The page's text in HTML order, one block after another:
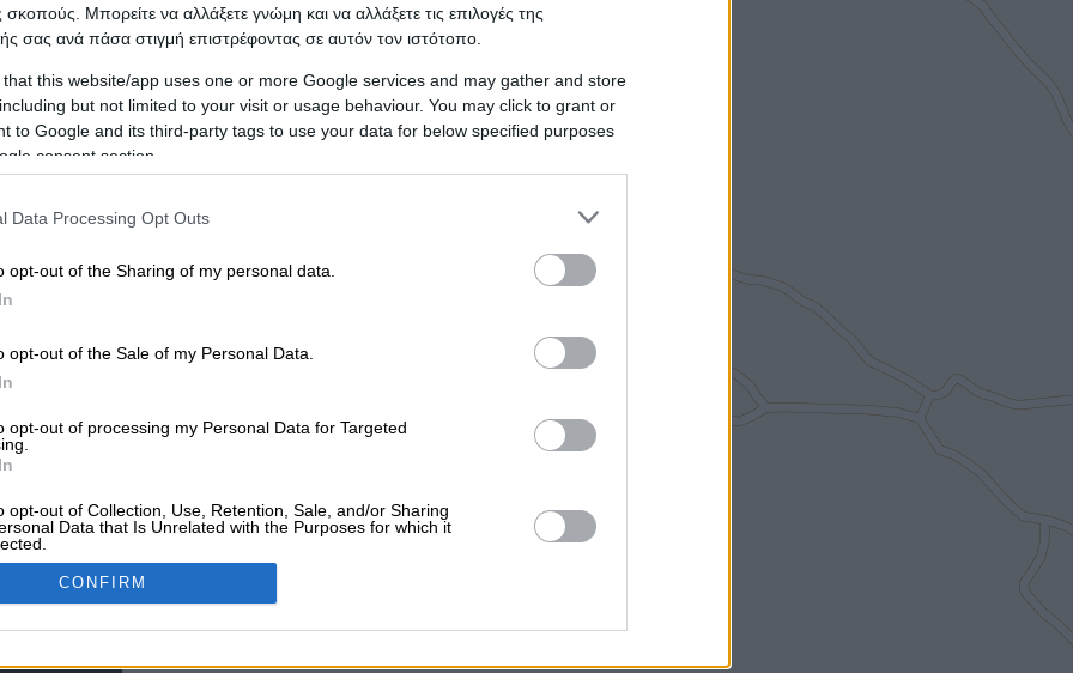
Μπορείτε να αλλάξετε γνώμη και να αλλάξετε τις επιλογές της
σας ανά πάσα στιγμή επιστρέφοντας σε αυτόν τον ιστότοπο.
that this website/app uses one or more Google services and may gather and store
but not limited to your visit or usage behaviour. You may click to grant or
to Google and its third-party tags to use your data for below specified purposes
consent section.
Data Processing Opt Outs
opt-out of the Sharing of my personal data.
opt-out of the Sale of my Personal Data.
opt-out of processing my Personal Data for Targeted
opt-out of Collection, Use, Retention, Sale, and/or Sharing
Data that Is Unrelated with the Purposes for which it
CONFIRM
Directions
Blog